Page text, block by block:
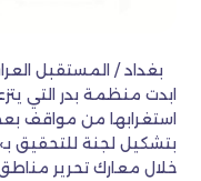
بغداد / المستقبل
ابدت منظمة بدر التي
استغرابها من مواقف
بتشكيل لجنة للتحقيق
خلال معارك تحرير